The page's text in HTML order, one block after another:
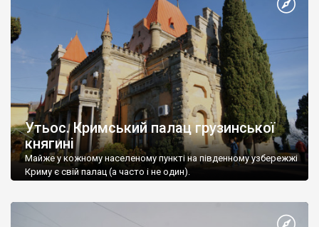
Утьос. Кримський палац грузинської
княгині
Майже у кожному населеному пункті на південному узбережжі
Криму є свій палац (а часто і не один).